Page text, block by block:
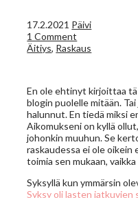
17.2.2021 Päivi
1 Comment
Äitiys, Raskaus
En ole ehtinyt kirjoittaa
blogin puolelle mitään.
halunnut. En tiedä miksi
Aikomukseni on kyllä
johonkin muuhun. Se
raskaudessa ei ole oikein
toimia sen mukaan,
Syksyllä kun ymmärsin
Syksy oli lasten